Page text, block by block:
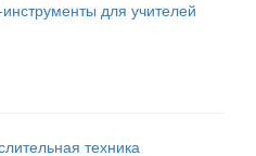
для учителей
техника